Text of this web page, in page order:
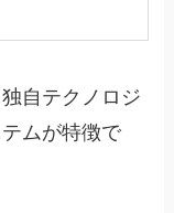
自テクノロジ
ムが特徴で